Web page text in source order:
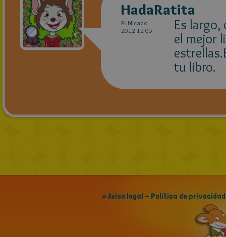
HadaRatita
Publicado
2012-12-05
Es largo,
el mejor
tu libro.
» Aviso legal - Política de privacidad